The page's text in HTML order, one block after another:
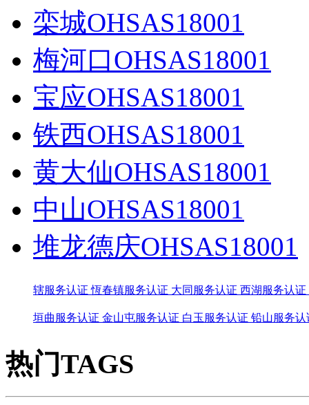
栾城OHSAS18001
梅河口OHSAS18001
宝应OHSAS18001
铁西OHSAS18001
黄大仙OHSAS18001
中山OHSAS18001
堆龙德庆OHSAS18001
辖服务认证 恆春镇服务认证 大同服务认证 西湖服务认证
垣曲服务认证 金山屯服务认证 白玉服务认证 铅山服务认
热门TAGS